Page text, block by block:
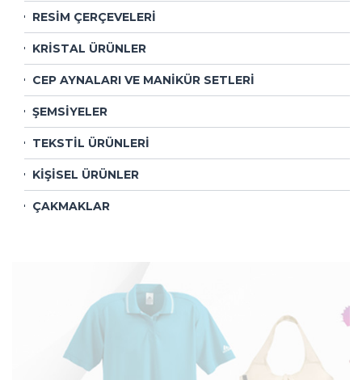
RESİM ÇERÇEVELERİ
KRİSTAL ÜRÜNLER
CEP AYNALARI VE MANİKÜR SETLERİ
ŞEMSİYELER
TEKSTİL ÜRÜNLERİ
KİŞİSEL ÜRÜNLER
ÇAKMAKLAR